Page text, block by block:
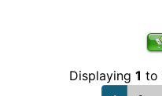
Displaying 1 to